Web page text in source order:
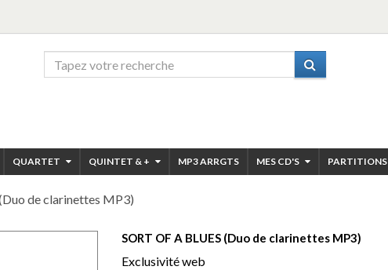
QUARTET QUINTET & + MP3 ARRGTS MES CD'S PARTITIONS
de clarinettes MP3)
SORT OF A BLUES (Duo de clarinettes MP3)
Exclusivité web